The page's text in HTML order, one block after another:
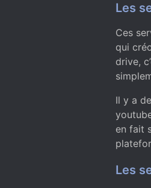
Les
Ces
qui
drive,
Il y a
en fait
Les